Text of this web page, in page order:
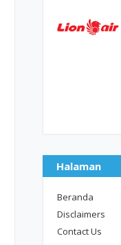
Halaman
Beranda
Disclaimers
Contact Us